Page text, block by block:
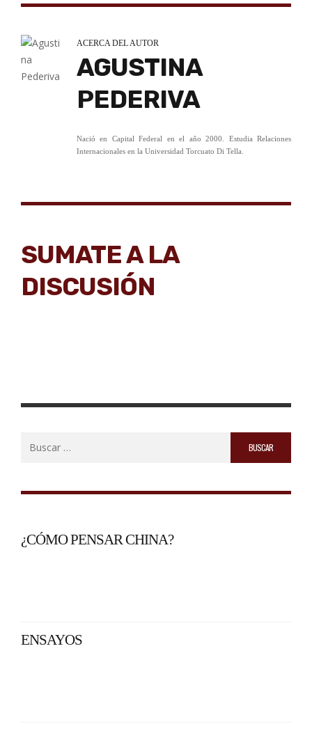
ACERCA DEL AUTOR
AGUSTINA
PEDERIVA
Nació en Capital Federal en el año 2000. Estudia Relaciones
Internacionales en la Universidad Torcuato Di Tella.
SUMATE A LA
DISCUSIÓN
¿CÓMO PENSAR CHINA?
ENSAYOS